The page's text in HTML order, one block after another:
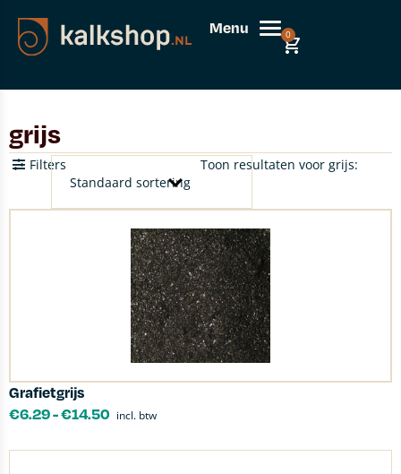
Menu 0
grijs
Toon resultaten voor grijs:
Filters
Grafietgrijs
€6.29-€14.50 incl. btw